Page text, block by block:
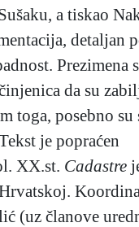
a tiskao
detaljan
Prezimena
da su
toga, posebno su
je popraćen
XX.st. Cadastre
(uz članove